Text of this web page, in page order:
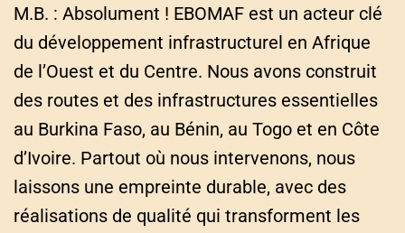
M.B. : Absolument ! EBOMAF est un acteur clé
du développement infrastructurel en Afrique
de l’Ouest et du Centre. Nous avons construit
des routes et des infrastructures essentielles
au Burkina Faso, au Bénin, au Togo et en Côte
d’Ivoire. Partout où nous intervenons, nous
laissons une empreinte durable, avec des
réalisations de qualité qui transforment les